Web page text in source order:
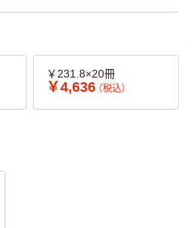
￥231.8×20冊
￥4,636 （税込）